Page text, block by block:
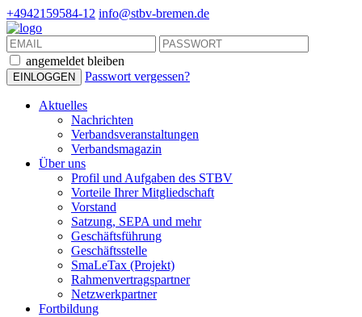
+4942159584-12 info@stbv-bremen.de
angemeldet bleiben
Passwort vergessen?
Aktuelles
Nachrichten
Verbandsveranstaltungen
Verbandsmagazin
Über uns
Profil und Aufgaben des STBV
Vorteile Ihrer Mitgliedschaft
Vorstand
Satzung, SEPA und mehr
Geschäftsführung
Geschäftsstelle
SmaLeTax (Projekt)
Rahmenvertragspartner
Netzwerkpartner
Fortbildung